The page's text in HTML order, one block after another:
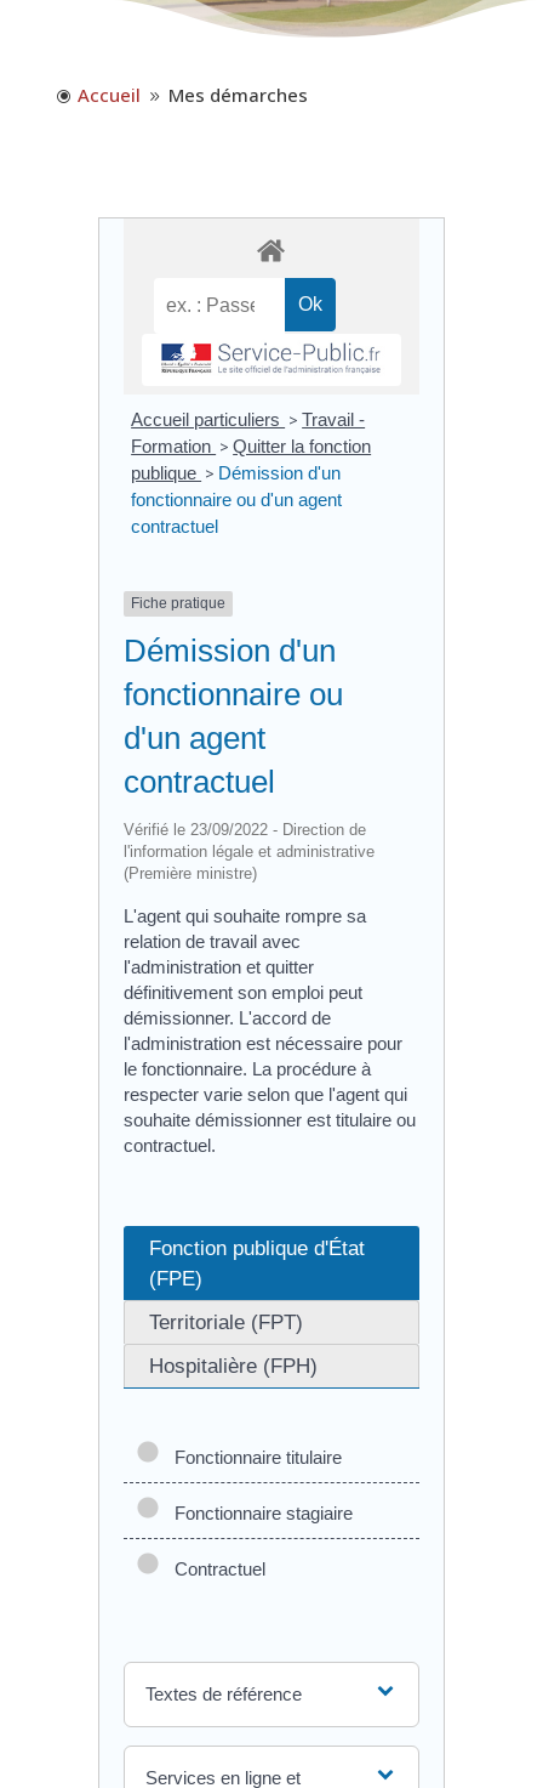
\ Accueil 9 Mes démarches
Accueil particuliers > Travail -
Formation > Quitter la fonction
publique > Démission d'un
fonctionnaire ou d'un agent
contractuel
Fiche pratique
Démission d'un
fonctionnaire ou
d'un agent
contractuel
Vérifié le 23/09/2022 - Direction de
l'information légale et administrative
(Première ministre)
L'agent qui souhaite rompre sa
relation de travail avec
l'administration et quitter
définitivement son emploi peut
démissionner. L'accord de
l'administration est nécessaire pour
le fonctionnaire. La procédure à
respecter varie selon que l'agent qui
souhaite démissionner est titulaire ou
contractuel.
Fonction publique d'État
(FPE)
Territoriale (FPT)
Hospitalière (FPH)
Fonctionnaire titulaire
Fonctionnaire stagiaire
Contractuel
Textes de référence
Services en ligne et